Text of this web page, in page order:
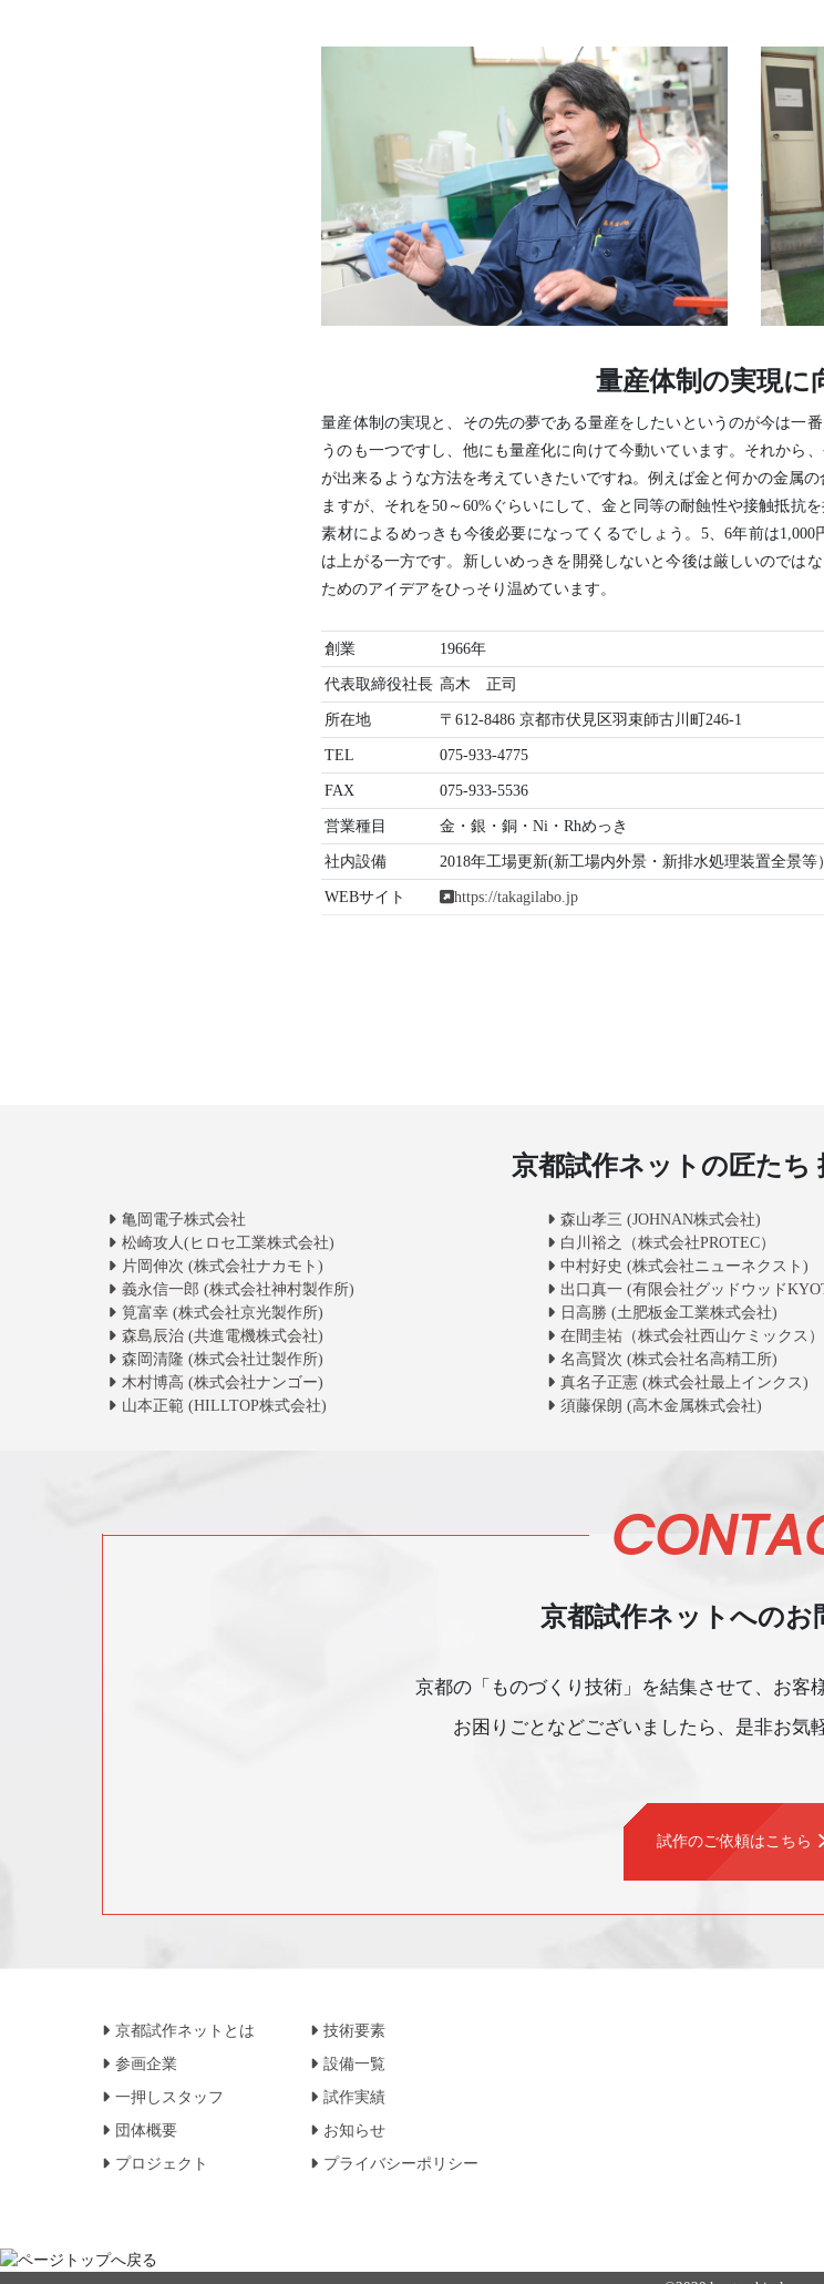
量産体制の実現に
量産体制の実現と、その先の夢である量産をしたいというのが今は一
うのも一つですし、他にも量産化に向けて今動いています。それから
が出来るような方法を考えていきたいですね。例えば金と何かの金属
ますが、それを50～60%ぐらいにして、金と同等の耐蝕性や接触抵抗
素材によるめっきも今後必要になってくるでしょう。5、6年前は
は上がる一方です。新しいめっきを開発しないと今後は厳しいのでは
ためのアイデアをひっそり温めています。
創業 1966年
代表取締役社長 高木 正司
所在地 〒612-8486 京都市伏見区羽束師古川町246-1
TEL 075-933-4775
FAX 075-933-5536
営業種目 金・銀・銅・Ni・Rhめっき
社内設備 2018年工場更新(新工場内外景・新排水処理装置全景等）
WEBサイト https://takagilabo.jp
京都試作ネットの匠たち
亀岡電子株式会社 森山孝三 (JOHNAN株式会社)
松崎攻人(ヒロセ工業株式会社)
白川裕之（株式会社PROTEC）
片岡伸次 (株式会社ナカモト)
中村好史 (株式会社ニューネクスト)
義永信一郎 (株式会社神村製作所)
出口真一 (有限会社グッドウッド
筧富幸 (株式会社京光製作所)
日高勝 (土肥板金工業株式会社)
森島辰治 (共進電機株式会社)
在間圭祐（株式会社西山ケミックス）
森岡清隆 (株式会社辻製作所)
名高賢次 (株式会社名高精工所)
木村博高 (株式会社ナンゴー)
真名子正憲 (株式会社最上インクス)
山本正範 (HILLTOP株式会社)
須藤保朗 (高木金属株式会社)
京都試作ネットへのお
京都の「ものづくり技術」を結集させて、 お客
お困りごとなどございましたら、 是非お気
試作のご依頼はこちら
京都試作ネットとは
技術要素
参画企業
設備一覧
一押しスタッフ
試作実績
団体概要
お知らせ
プロジェクト
プライバシーポリシー